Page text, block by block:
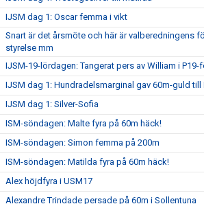
IJSM dag 1: Oscar femma i vikt
Snart är det årsmöte och här är valberedningens
styrelse mm
IJSM-19-lördagen: Tangerat pers av William i P19-
IJSM dag 1: Hundradelsmarginal gav 60m-guld till
IJSM dag 1: Silver-Sofia
ISM-söndagen: Malte fyra på 60m häck!
ISM-söndagen: Simon femma på 200m
ISM-söndagen: Matilda fyra på 60m häck!
Alex höjdfyra i USM17
Alexandre Trindade persade på 60m i Sollentuna